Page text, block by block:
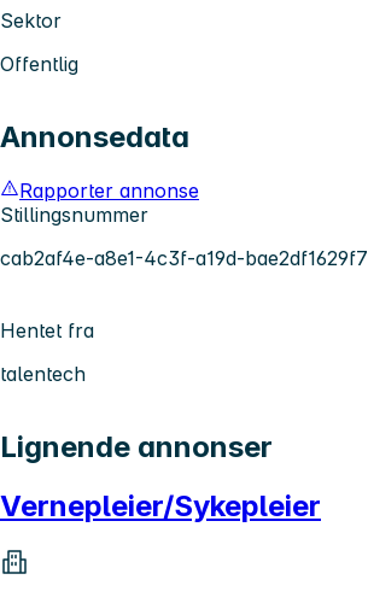
Sektor
Offentlig
Annonsedata
Rapporter annonse
Stillingsnummer
cab2af4e-a8e1-4c3f-a19d-bae2df1629f7
Hentet fra
talentech
Lignende annonser
Vernepleier/Sykepleier